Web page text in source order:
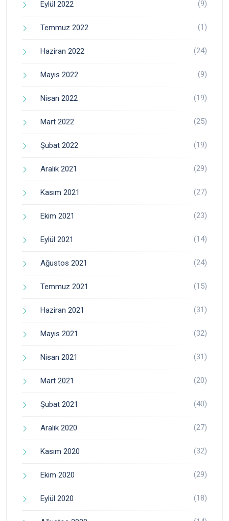
Eylül 2022 (9)
Temmuz 2022 (1)
Haziran 2022 (24)
Mayıs 2022 (9)
Nisan 2022 (19)
Mart 2022 (25)
Şubat 2022 (19)
Aralık 2021 (29)
Kasım 2021 (27)
Ekim 2021 (23)
Eylül 2021 (14)
Ağustos 2021 (24)
Temmuz 2021 (15)
Haziran 2021 (31)
Mayıs 2021 (32)
Nisan 2021 (31)
Mart 2021 (20)
Şubat 2021 (40)
Aralık 2020 (27)
Kasım 2020 (32)
Ekim 2020 (29)
Eylül 2020 (18)